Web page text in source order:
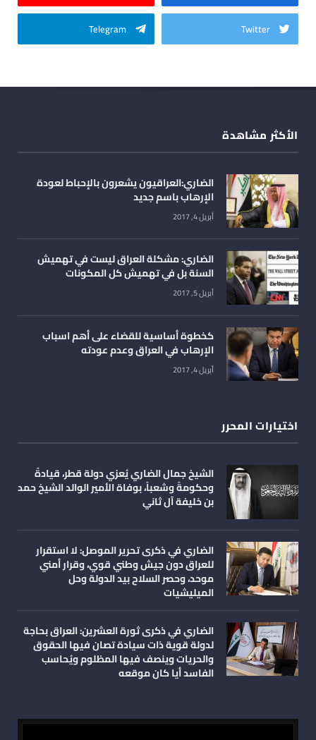
Twitter
Telegram
الأكثر مشاهدة
الضاري:العراقيون يشعرون بالإحباط لعودة
الإرهاب باسم جديد
أبريل 4, 2017
الضاري: مشكلة العراق ليست في تهميش
السنة بل في تهميش كل المكونات
أبريل 5, 2017
كخطوة أساسية للقضاء على أهم اسباب
الإرهاب في العراق وعدم عودته
أبريل 4, 2017
اختيارات المحرر
الشيخ جمال الضاري يُعزي دولة قطر، قيادةً
وحكومةً وشعباً، بوفاة الأمير الوالد الشيخ حمد
بن خليفة آل ثاني
الضاري في ذكرى تحرير الموصل: لا استقرار
للعراق دون جيش وطني قوي، وقرار أمني
موحد، وحصر السلاح بيد الدولة وحل
الميليشيات
الضاري في ذكرى ثورة العشرين: العراق بحاجة
لدولة قوية ذات سيادة تصان فيها الحقوق
والحريات وينصف فيها المظلوم ويُحاسب
الفاسد أيا كان موقعه